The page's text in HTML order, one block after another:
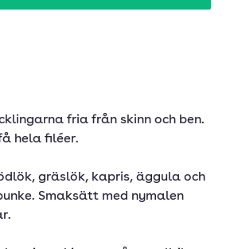
fria från skinn och ben.
hela filéer.
gräslök, kapris, äggula och
Smaksätt med nymalen